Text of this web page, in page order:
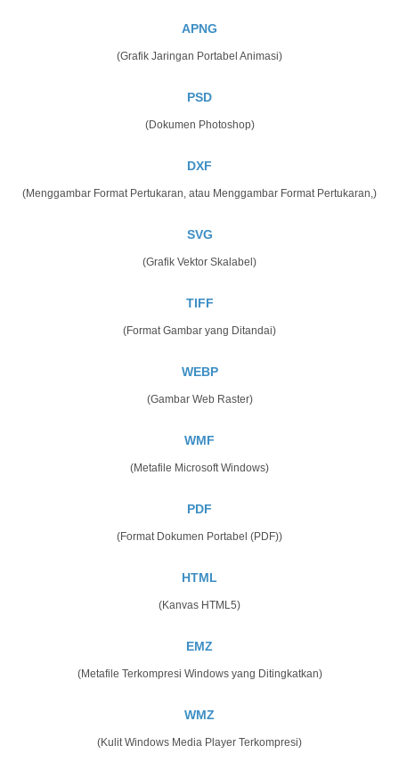
APNG
(Grafik Jaringan Portabel Animasi)
PSD
(Dokumen Photoshop)
DXF
(Menggambar Format Pertukaran, atau Menggambar Format Pertukaran,)
SVG
(Grafik Vektor Skalabel)
TIFF
(Format Gambar yang Ditandai)
WEBP
(Gambar Web Raster)
WMF
(Metafile Microsoft Windows)
PDF
(Format Dokumen Portabel (PDF))
HTML
(Kanvas HTML5)
EMZ
(Metafile Terkompresi Windows yang Ditingkatkan)
WMZ
(Kulit Windows Media Player Terkompresi)